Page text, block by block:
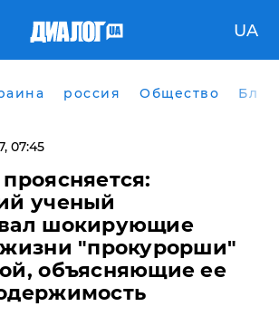
UA
россия Общество
07:45
ученый
шокирующие
"прокурорши"
объясняющие ее